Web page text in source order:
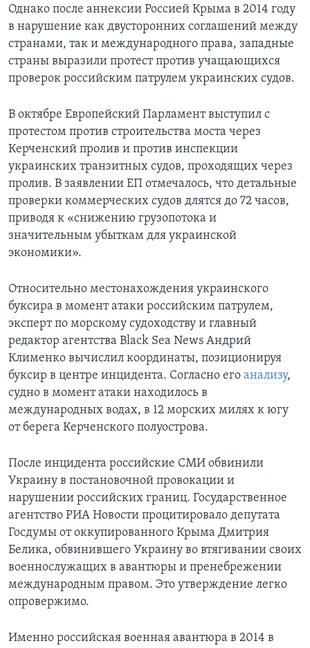
Однако после аннексии Россией Крыма в 2014 году
в нарушение как двусторонних соглашений между
странами, так и международного права, западные
страны выразили протест против учащающихся
проверок российским патрулем украинских судов.
В октябре Европейский Парламент выступил с
протестом против строительства моста через
Керченский пролив и против инспекции
украинских транзитных судов, проходящих через
пролив. В заявлении ЕП отмечалось, что детальные
проверки коммерческих судов длятся до 72 часов,
приводя к «снижению грузопотока и
значительным убыткам для украинской
экономики».
Относительно местонахождения украинского
буксира в момент атаки российским патрулем,
эксперт по морскому судоходству и главный
редактор агентства Black Sea News Андрий
Клименко вычислил координаты, позиционируя
буксир в центре инцидента. Согласно его анализу,
судно в момент атаки находилось в
международных водах, в 12 морских милях к югу
от берега Керченского полуострова.
После инцидента российские СМИ обвинили
Украину в постановочной провокации и
нарушении российских границ. Государственное
агентство РИА Новости процитировало депутата
Госдумы от оккупированного Крыма Дмитрия
Белика, обвинившего Украину во втягивании своих
военнослужащих в авантюры и пренебрежении
международным правом. Это утверждение легко
опровержимо.
Именно российская военная авантюра в 2014 в